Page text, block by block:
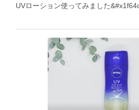
UVローション使ってみました